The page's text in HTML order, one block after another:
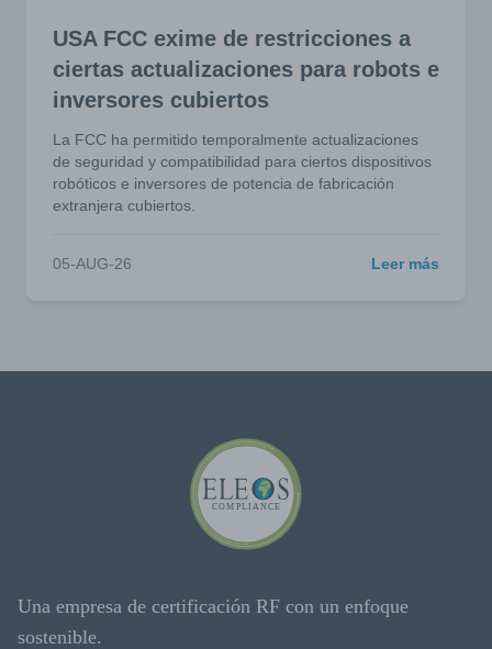
USA FCC exime de restricciones a
ciertas actualizaciones para robots e
inversores cubiertos
La FCC ha permitido temporalmente actualizaciones
de seguridad y compatibilidad para ciertos dispositivos
robóticos e inversores de potencia de fabricación
extranjera cubiertos.
05-AUG-26 Leer más
Una empresa de certificación RF con un enfoque
sostenible.